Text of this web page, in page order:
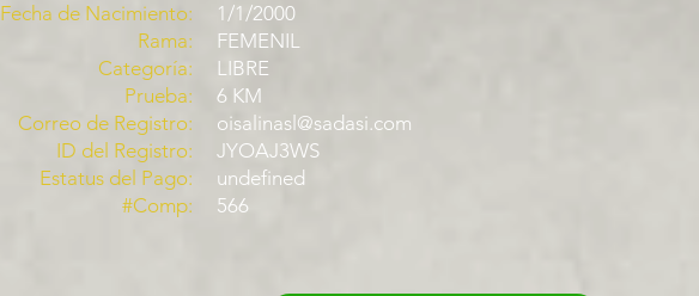
Fecha de Nacimiento:
Rama:
Categoría:
Prueba:
Correo de Registro:
ID del Registro:
Estatus del Pago:
#Comp:
1/1/2000
FEMENIL
LIBRE
6 KM
oisalinasl@sadasi.com
JYOAJ3WS
undefined
566